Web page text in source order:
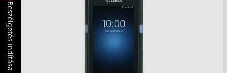
Beszélgetés indítása